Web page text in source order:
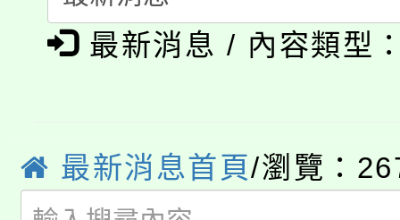
程
「本色祭」8/29、30在
場熱烈登場!
8/21下午1時於龍潭區
局官網。
8月14至27日，桃園電
開!
115年桃園市運動會8/
最新消息 / 內容類型
最新消息首頁/瀏覽：